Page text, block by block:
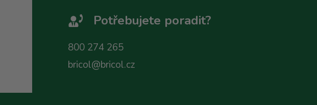
Potřebujete poradit?
800 274 265
bricol@bricol.cz